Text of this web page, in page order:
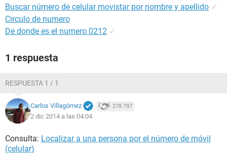
Buscar número de celular movistar por nombre y apellido ✓
Circulo de numero
De donde es el numero 0212 ✓
1 respuesta
RESPUESTA 1 / 1
Carlos Villagómez 278.797
2 dic 2014 a las 04:04
Consulta: Localizar a una persona por el número de móvil
(celular)